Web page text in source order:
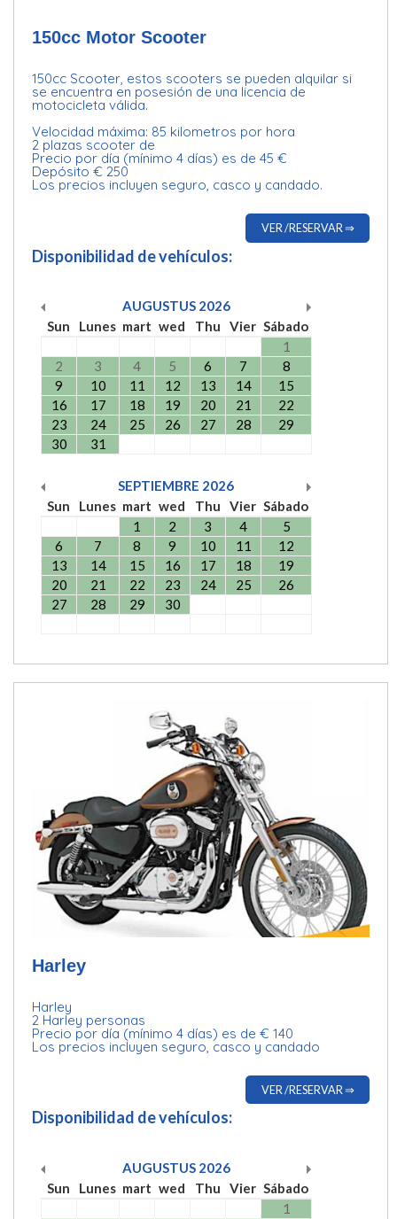
150cc Motor Scooter
150cc Scooter, estos scooters se pueden alquilar si
se encuentra en posesión de una licencia de
motocicleta válida.
Velocidad máxima: 85 kilometros por hora
2 plazas scooter de
Precio por día (mínimo 4 días) es de 45 €
Depósito € 250
Los precios incluyen seguro, casco y candado.
VER /RESERVAR ⇒
Disponibilidad de vehículos:
AUGUSTUS 2026
Sun
Lunes mart wed Thu Vier Sábado
1
2
3 4 5 6 7
8
9
10 11 12 13 14
15
16
17 18 19 20 21
22
23
24 25 26 27 28
29
30
31
SEPTIEMBRE 2026
Sun
Lunes mart wed Thu Vier Sábado
1
2 3 4
5
6
7 8 9 10 11
12
13
14 15 16 17 18
19
20
21 22 23 24 25
26
27
28 29 30
Harley
Harley
2 Harley personas
Precio por día (mínimo 4 días) es de € 140
Los precios incluyen seguro, casco y candado
VER /RESERVAR ⇒
Disponibilidad de vehículos:
AUGUSTUS 2026
Sun
Lunes mart wed Thu Vier Sábado
1